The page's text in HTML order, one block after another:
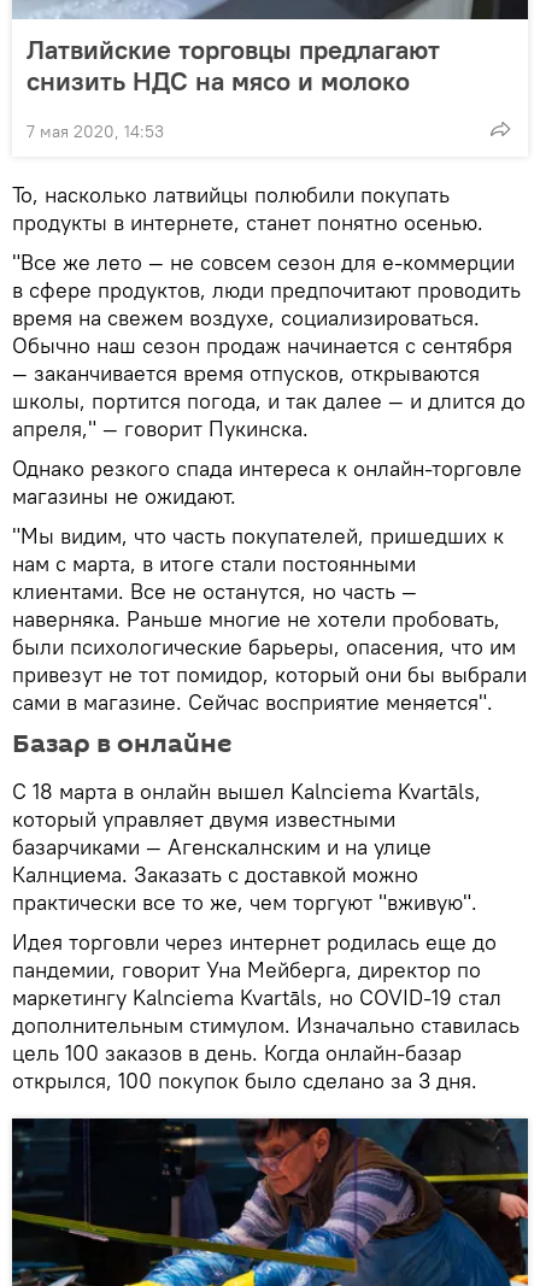
Латвийские торговцы предлагают
снизить НДС на мясо и молоко
7 мая 2020, 14:53
То, насколько латвийцы полюбили покупать
продукты в интернете, станет понятно осенью.
"Все же лето — не совсем сезон для е-коммерции
в сфере продуктов, люди предпочитают проводить
время на свежем воздухе, социализироваться.
Обычно наш сезон продаж начинается с сентября
— заканчивается время отпусков, открываются
школы, портится погода, и так далее — и длится до
апреля," — говорит Пукинска.
Однако резкого спада интереса к онлайн-торговле
магазины не ожидают.
"Мы видим, что часть покупателей, пришедших к
нам с марта, в итоге стали постоянными
клиентами. Все не останутся, но часть —
наверняка. Раньше многие не хотели пробовать,
были психологические барьеры, опасения, что им
привезут не тот помидор, который они бы выбрали
сами в магазине. Сейчас восприятие меняется".
Базар в онлайне
С 18 марта в онлайн вышел Kalnciema Kvartāls,
который управляет двумя известными
базарчиками — Агенскалнским и на улице
Калнциема. Заказать с доставкой можно
практически все то же, чем торгуют "вживую".
Идея торговли через интернет родилась еще до
пандемии, говорит Уна Мейберга, директор по
маркетингу Kalnciema Kvartāls, но COVID-19 стал
дополнительным стимулом. Изначально ставилась
цель 100 заказов в день. Когда онлайн-базар
открылся, 100 покупок было сделано за 3 дня.